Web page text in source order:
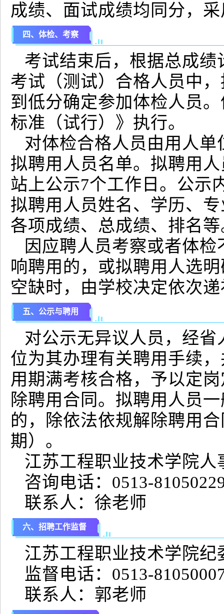
成绩、面试成绩均同分，
四、体检、考察
考试结束后，根据总成
考试（测试）合格人员中
到低分确定参加体检人员
标准（试行）》执行。
对体检合格人员由用人
拟聘用人员名单。拟聘用
站上公示7个工作日。公示
拟聘用人员姓名、学历、
各项成绩、总成绩、排名
因应聘人员考察或者体
响聘用的，或拟聘用人选
空缺时，由学校决定依次
五、公示与聘用
对公示无异议人员，经
位为其办理有关聘用手续
用期满考核合格，予以定
除聘用合同。拟聘用人员
的，除依法依规解除聘用
期）。
江苏工程职业技术学院
咨询电话：0513-
联系人：徐老师
六、招聘工作监督
江苏工程职业技术学院
监督电话：0513-
联系人：郭老师